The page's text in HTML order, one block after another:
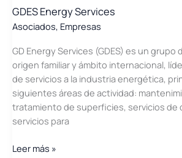
GDES Energy Services
Asociados, Empresas
GD Energy Services (GDES) es un grupo
origen familiar y ámbito internacional,
de servicios a la industria energética,
siguientes áreas de actividad:
tratamiento de superficies, servicios de
servicios para
GDES
Leer más »